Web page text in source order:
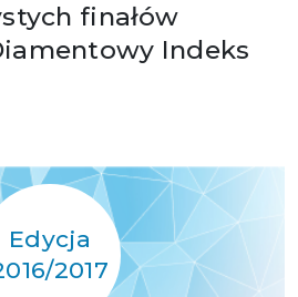
finałów
Indeks
Edycja
2017